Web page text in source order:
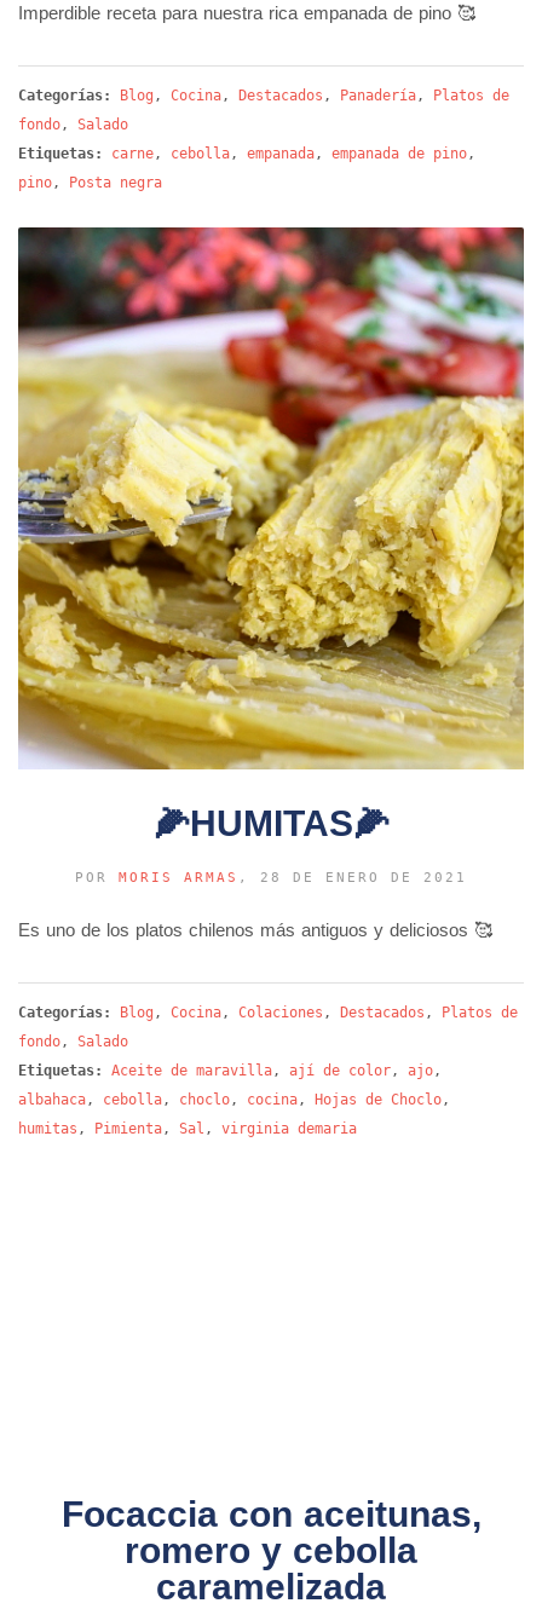
Imperdible receta para nuestra rica empanada de pino 🥰
Categorías: Blog , Cocina , Destacados , Panadería , Platos de
fondo , Salado
Etiquetas:
carne , cebolla , empanada , empanada de pino ,
pino , Posta negra
🌽HUMITAS🌽
POR MORIS ARMAS , 28 DE ENERO DE 2021
Es uno de los platos chilenos más antiguos y deliciosos 🥰
Categorías: Blog , Cocina , Colaciones , Destacados , Platos de
fondo , Salado
Etiquetas:
Aceite de maravilla , ají de color , ajo ,
albahaca , cebolla , choclo , cocina , Hojas de Choclo ,
humitas , Pimienta , Sal , virginia demaria
Focaccia con aceitunas,
romero y cebolla
caramelizada